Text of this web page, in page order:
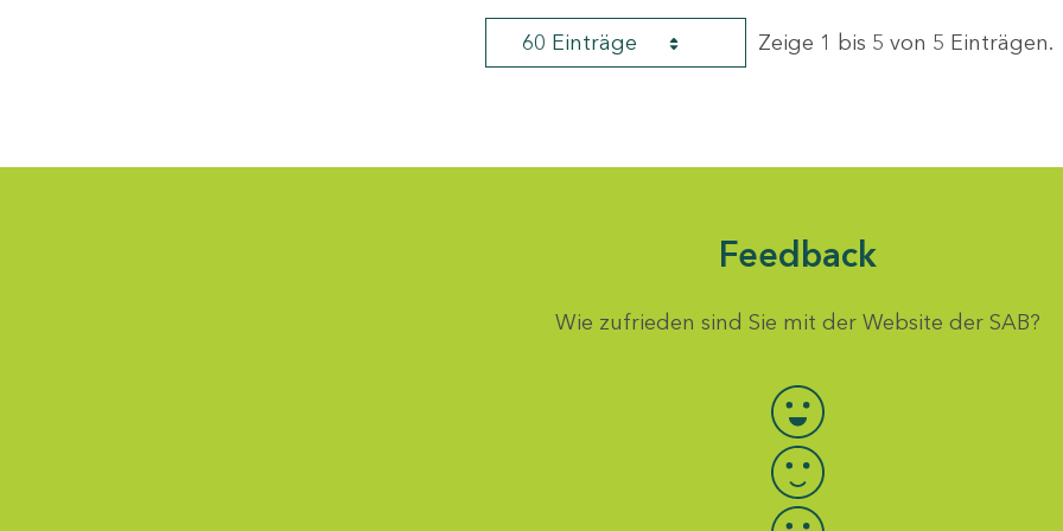
60 Einträge Zeige 1 bis 5 von 5 Einträgen.
Feedback
Wie zufrieden sind Sie mit der Website der SAB?
Bewertung auswählen